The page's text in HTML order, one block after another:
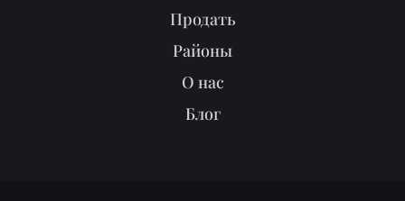
Продать
Районы
О нас
Блог